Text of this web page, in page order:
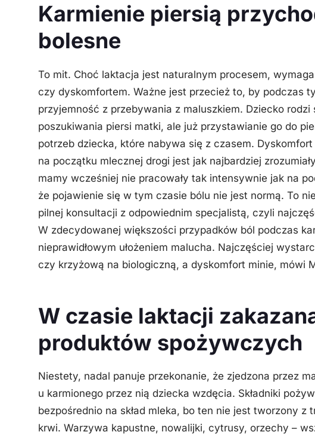
Karmienie piersią
bolesne
To mit. Choć laktacja jest naturalnym procesem,
czy dyskomfortem. Ważne jest przecież to, by podczas
przyjemność z przebywania z maluszkiem. Dziecko
poszukiwania piersi matki, ale już przystawianie go do
potrzeb dziecka, które nabywa się z czasem.
na początku mlecznej drogi jest jak najbardziej
mamy wcześniej nie pracowały tak intensywnie jak na
że pojawienie się w tym czasie bólu nie jest normą. To
pilnej konsultacji z odpowiednim specjalistą, czyli
W zdecydowanej większości przypadków ból podczas
nieprawidłowym ułożeniem malucha. Najczęściej
czy krzyżową na biologiczną, a dyskomfort minie, mówi
W czasie laktacji
produktów spożywczych
Niestety, nadal panuje przekonanie, że zjedzona przez
u karmionego przez nią dziecka wzdęcia. Składniki
bezpośrednio na skład mleka, bo ten nie jest tworzony z
krwi. Warzywa kapustne, nowalijki, cytrusy, orzechy –